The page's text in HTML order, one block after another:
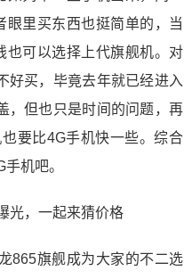
眼里买东西也挺简单的，当
也可以选择上代旗舰机。对
好买，毕竟去年就已经进入
，但也只是时间的问题，再
要比4G手机快一些。综合
机吧。
865旗舰成为大家的不二选